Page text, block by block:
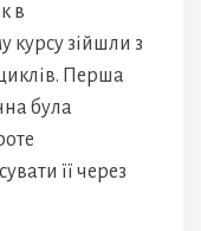
в
курсу зійшли з
Перша
була
її через